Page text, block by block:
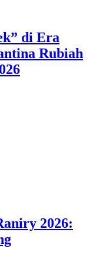
di Era
Rubiah
2026: